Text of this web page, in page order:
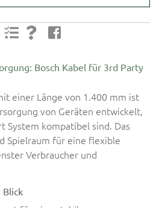
Bosch Kabel für 3rd Party
einer Länge von 1.400 mm ist
von Geräten entwickelt,
System kompatibel sind. Das
Spielraum für eine flexible
Verbraucher und